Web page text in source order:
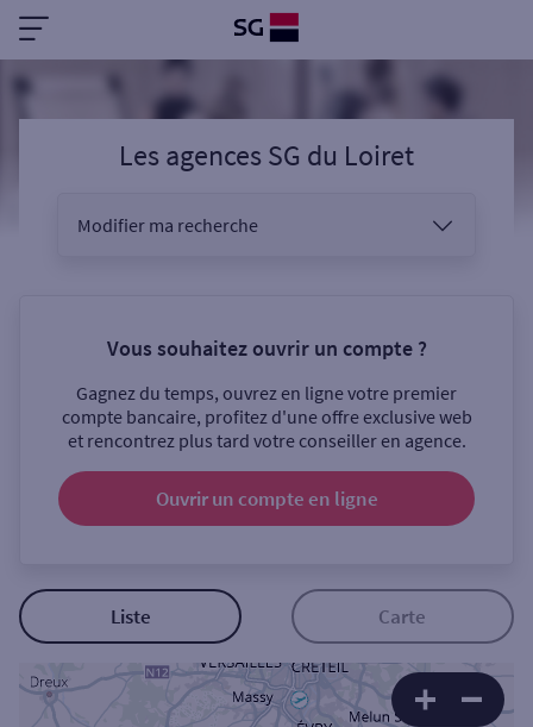
Les agences SG du Loiret
Modifier ma recherche
Sélectionnez votre recherche
Ouverte le samedi
Coffre-fort
Autour de moi
Vous souhaitez ouvrir un compte ?
Gagnez du temps, ouvrez en ligne votre premier
compte bancaire, profitez d'une offre exclusive web
et rencontrez plus tard votre conseiller en agence.
Ouvrir un compte en ligne
Liste Carte